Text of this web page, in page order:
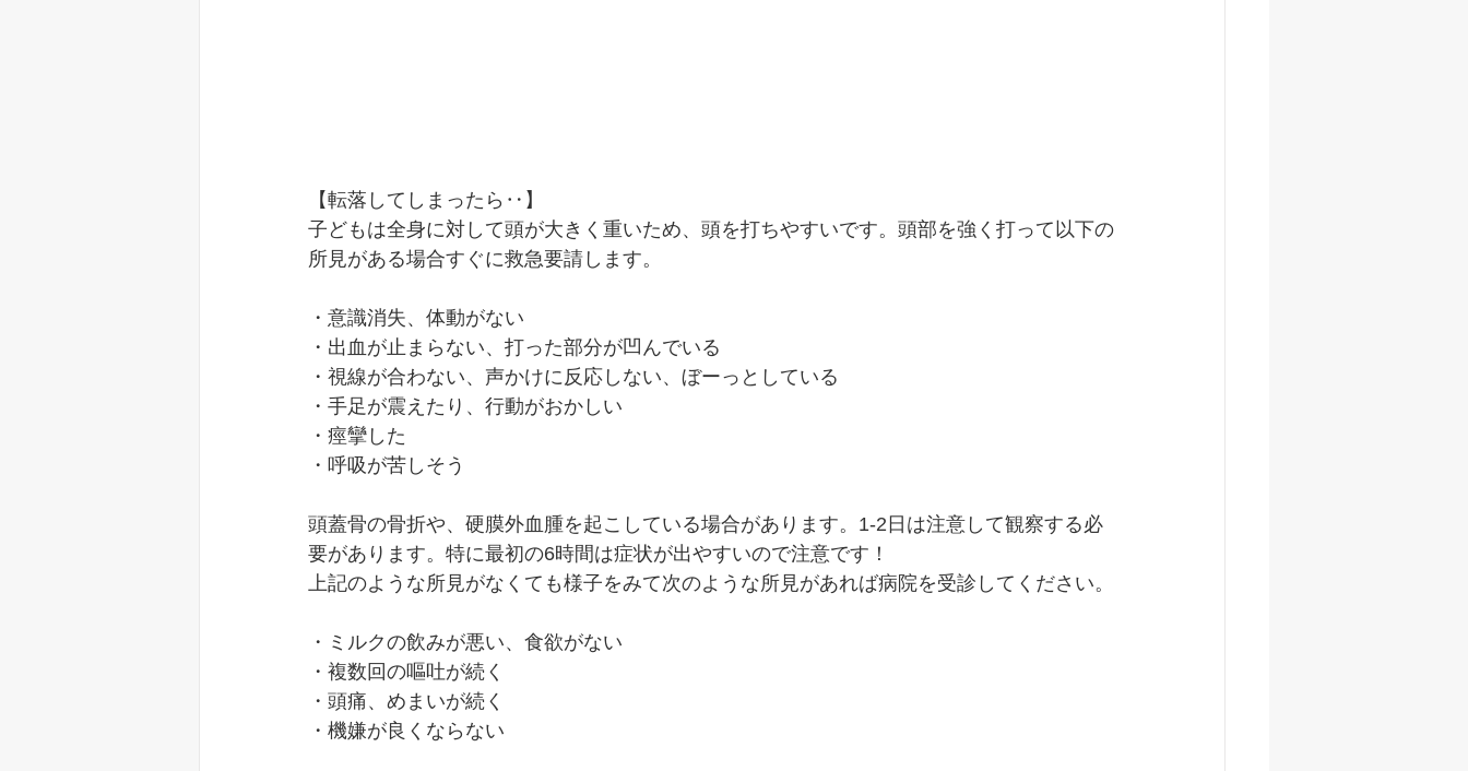
【転落してしまったら‥】
子どもは全身に対して頭が大きく重いため、頭を打ちやすいです。頭部を強く打って以下の
所見がある場合すぐに救急要請します。
・意識消失、体動がない
・出血が止まらない、打った部分が凹んでいる
・視線が合わない、声かけに反応しない、ぼーっとしている
・手足が震えたり、行動がおかしい
・痙攣した
・呼吸が苦しそう
頭蓋骨の骨折や、硬膜外血腫を起こしている場合があります。1-2日は注意して観察する必
要があります。特に最初の6時間は症状が出やすいので注意です！
上記のような所見がなくても様子をみて次のような所見があれば病院を受診してください。
・ミルクの飲みが悪い、食欲がない
・複数回の嘔吐が続く
・頭痛、めまいが続く
・機嫌が良くならない